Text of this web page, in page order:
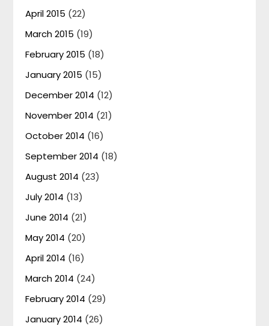
April 2015 (22)
March 2015 (19)
February 2015 (18)
January 2015 (15)
December 2014 (12)
November 2014 (21)
October 2014 (16)
September 2014 (18)
August 2014 (23)
July 2014 (13)
June 2014 (21)
May 2014 (20)
April 2014 (16)
March 2014 (24)
February 2014 (29)
January 2014 (26)